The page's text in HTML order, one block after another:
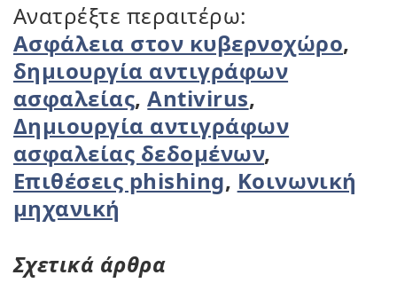
Ανατρέξτε περαιτέρω:
Ασφάλεια στον κυβερνοχώρο,
δημιουργία αντιγράφων
ασφαλείας,Antivirus,
Δημιουργία αντιγράφων
ασφαλείας δεδομένων,
Επιθέσεις phishing, Κοινωνική
μηχανική
Σχετικά άρθρα